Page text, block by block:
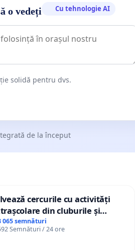
o vedeți Cu tehnologie AI
solidă pentru dvs.
de la început
cercurile cu activități
din cluburile și
copiilor
065 semnături
Semnături / 24 ore